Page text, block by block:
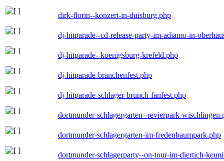
dirk-florin--konzert-in-duisburg.php
dj-hitparade--cd-release-party-im-adiamo-in-
dj-hitparade--koenigsburg-krefeld.php
dj-hitparade-branchenfest.php
dj-hitparade-schlager-brunch-fanfest.php
dortmunder-schlagergarten--revierpark-
dortmunder-schlagergarten-im-fredenbaumpark.php
dortmunder-schlagerparty--on-tour-im-diertich-